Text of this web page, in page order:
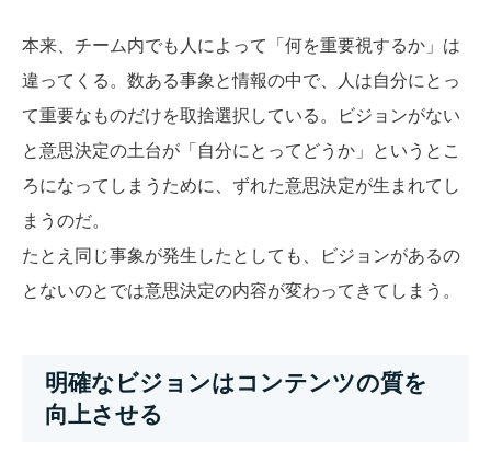
本来、チーム内でも人によって「何を重要視するか」は
違ってくる。数ある事象と情報の中で、人は自分にとっ
て重要なものだけを取捨選択している。ビジョンがない
と意思決定の土台が「自分にとってどうか」というとこ
ろになってしまうために、ずれた意思決定が生まれてし
まうのだ。
たとえ同じ事象が発生したとしても、ビジョンがあるの
とないのとでは意思決定の内容が変わってきてしまう。
明確なビジョンはコンテンツの質を
向上させる